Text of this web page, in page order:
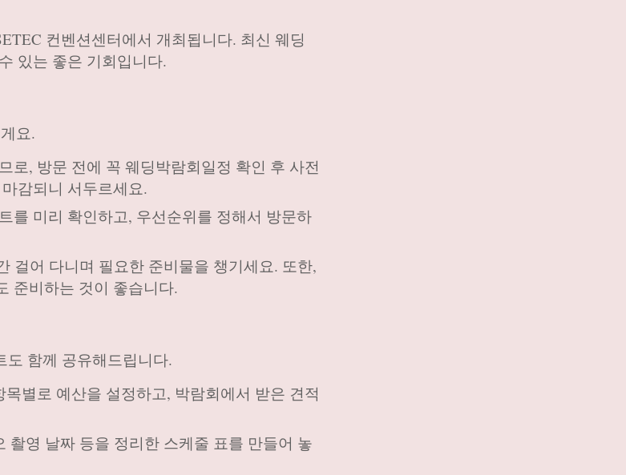
컨벤션센터에서 개최됩니다. 최신 웨딩
있는 좋은 기회입니다.
요.
로, 방문 전에 꼭 웨딩박람회일정 확인 후 사전
감되니 서두르세요.
를 미리 확인하고, 우선순위를 정해서 방문하
걸어 다니며 필요한 준비물을 챙기세요. 또한,
준비하는 것이 좋습니다.
도 함께 공유해드립니다.
별로 예산을 설정하고, 박람회에서 받은 견적
촬영 날짜 등을 정리한 스케줄 표를 만들어 놓